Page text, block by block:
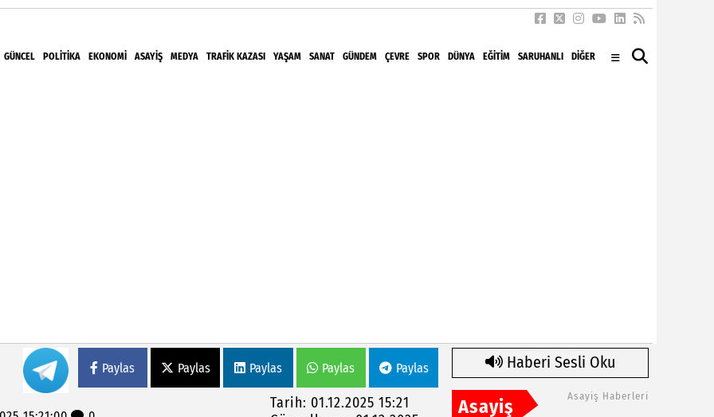
GÜNCEL POLITIKA EKONOMI ASAYIŞ MEDYA TRAFIK KAZASI YAŞAM SANAT GÜNDEM ÇEVRE SPOR DÜNYA EĞITIM SARUHANLI DİĞER
Paylas Paylas Paylas Paylas Paylas
Tarih: 01.12.2025 15:21
Haberi Sesli Oku
Asayiş Asayiş Haberleri